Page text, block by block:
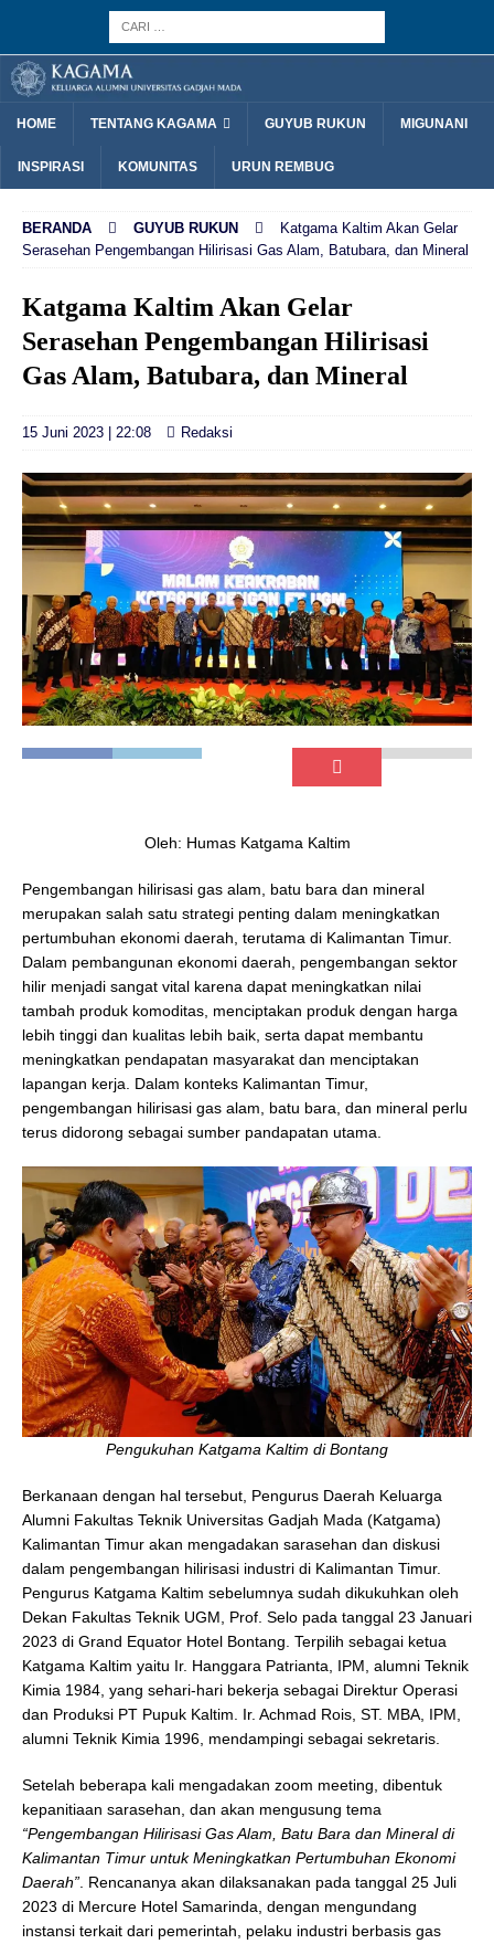
HOME TENTANG KAGAMA GUYUB RUKUN MIGUNANI
INSPIRASI KOMUNITAS URUN REMBUG
BERANDA GUYUB RUKUN
Katgama Kaltim Akan Gelar
Serasehan Pengembangan Hilirisasi Gas Alam, Batubara, dan Mineral
Katgama Kaltim Akan Gelar
Serasehan Pengembangan Hilirisasi
Gas Alam, Batubara, dan Mineral
15 Juni 2023 | 22:08 Redaksi
Oleh: Humas Katgama Kaltim
Pengembangan hilirisasi gas alam, batu bara dan mineral
merupakan salah satu strategi penting dalam meningkatkan
pertumbuhan ekonomi daerah, terutama di Kalimantan Timur.
Dalam pembangunan ekonomi daerah, pengembangan sektor
hilir menjadi sangat vital karena dapat meningkatkan nilai
tambah produk komoditas, menciptakan produk dengan harga
lebih tinggi dan kualitas lebih baik, serta dapat membantu
meningkatkan pendapatan masyarakat dan menciptakan
lapangan kerja. Dalam konteks Kalimantan Timur,
pengembangan hilirisasi gas alam, batu bara, dan mineral perlu
terus didorong sebagai sumber pandapatan utama.
Pengukuhan Katgama Kaltim di Bontang
Berkanaan dengan hal tersebut, Pengurus Daerah Keluarga
Alumni Fakultas Teknik Universitas Gadjah Mada (Katgama)
Kalimantan Timur akan mengadakan sarasehan dan diskusi
dalam pengembangan hilirisasi industri di Kalimantan Timur.
Pengurus Katgama Kaltim sebelumnya sudah dikukuhkan oleh
Dekan Fakultas Teknik UGM, Prof. Selo pada tanggal 23 Januari
2023 di Grand Equator Hotel Bontang. Terpilih sebagai ketua
Katgama Kaltim yaitu Ir. Hanggara Patrianta, IPM, alumni Teknik
Kimia 1984, yang sehari-hari bekerja sebagai Direktur Operasi
dan Produksi PT Pupuk Kaltim. Ir. Achmad Rois, ST. MBA, IPM,
alumni Teknik Kimia 1996, mendampingi sebagai sekretaris.
Setelah beberapa kali mengadakan zoom meeting, dibentuk
kepanitiaan sarasehan, dan akan mengusung tema
“Pengembangan Hilirisasi Gas Alam, Batu Bara dan Mineral di
Kalimantan Timur untuk Meningkatkan Pertumbuhan Ekonomi
Daerah” . Rencananya akan dilaksanakan pada tanggal 25 Juli
2023 di Mercure Hotel Samarinda, dengan mengundang
instansi terkait dari pemerintah, pelaku industri berbasis gas